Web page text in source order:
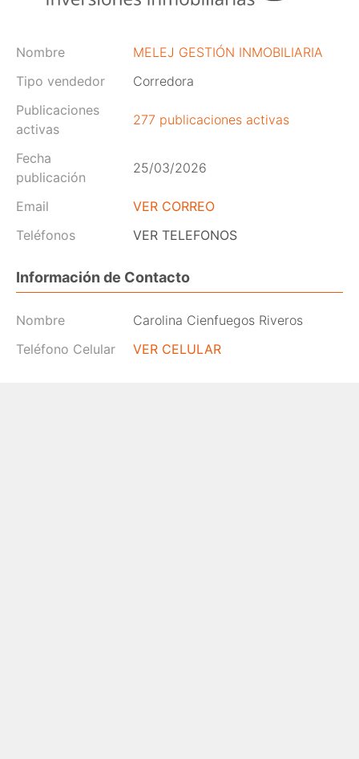
Nombre
MELEJ GESTIÓN INMOBILIARIA
Tipo vendedor
Corredora
Publicaciones
activas
277 publicaciones activas
Fecha
publicación
25/03/2026
Email
VER CORREO
Teléfonos
VER TELEFONOS
Información de Contacto
Nombre
Carolina Cienfuegos Riveros
Teléfono Celular
VER CELULAR